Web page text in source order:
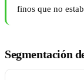
finos que no
Segmentación